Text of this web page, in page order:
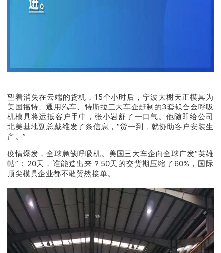
望着消失在云端的货机，15个小时后，宁波大榭天正模具为
美国福特、通用汽车、特斯拉三大车企赶制的3套镁合金呼吸
机模具将运抵客户手中，张小岩舒了一口气。他随即给公司
北美基地副总戴维发了条信息，“货一到，就协助客户安装生
产。”
疫情爆发，全球急缺呼吸机。美国三大车企向全球广发“英雄
帖”：20天，谁能造出来？50天的交货期压缩了60%，国际
顶尖模具企业都不敢贸然接单。